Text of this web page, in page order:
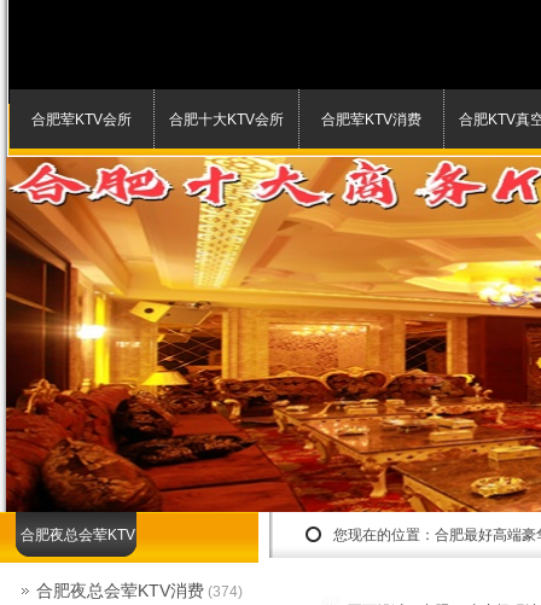
合肥荤KTV会所 合肥十大KTV会所 合肥荤KTV消费 合肥KTV真
您现在的位置： 合肥最好高端豪
合肥夜总会荤KTV
合肥夜总会荤KTV消费 (374)